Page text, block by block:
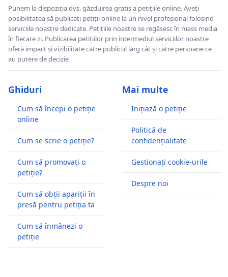
Punem la dispoziția dvs. găzduirea gratis a petițiile online. Aveți
posibilitatea să publicați petiții online la un nivel profesional folosind
serviciile noastre dedicate. Petițiile noastre se regăsesc în mass media
în fiecare zi. Publicarea petițiilor prin intermediul serviciilor noastre
oferă impact și vizibilitate către publicul larg cât și către persoane ce
au putere de decizie
Ghiduri
Cum să începi o petiție
online
Cum se scrie o petiție?
Cum să promovați o
petiție?
Cum să obții apariții în
presă pentru petiția ta
Cum să înmânezi o
petiție
Mai multe
Inițiază o petiție
Politică de
confidențialitate
Gestionați cookie-urile
Despre noi